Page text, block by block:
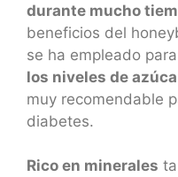
durante mucho
beneficios del
se ha empleado para
los niveles de
muy recomendable
diabetes.
Rico en minerales